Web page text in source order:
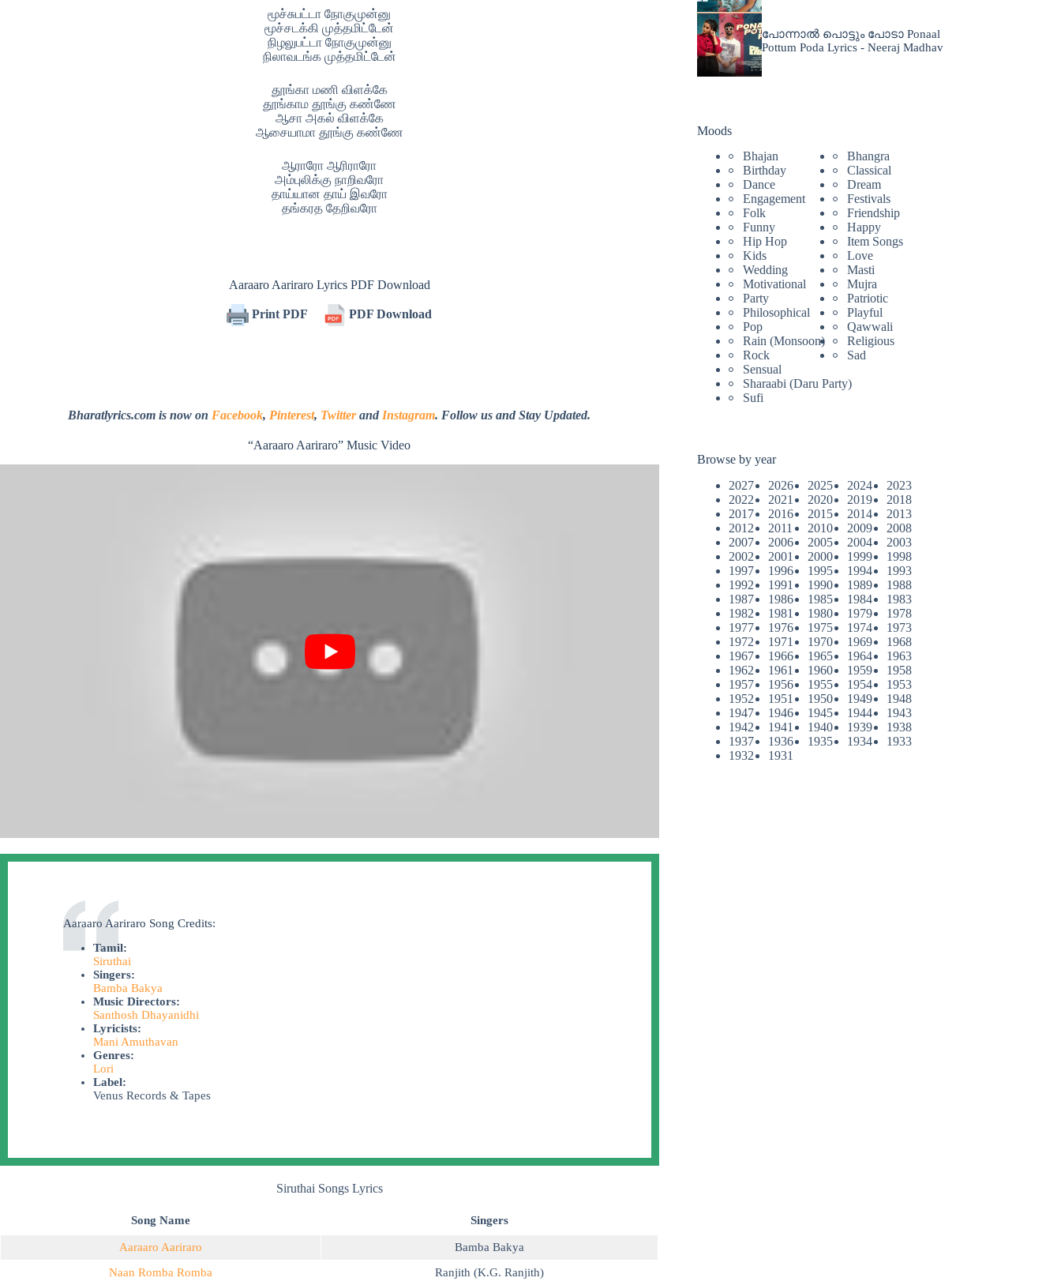
மூச்சுபட்டா நோகுமுன்னு
மூச்சடக்கி முத்தமிட்டேன்
நிழலுபட்டா நோகுமுன்னு
நிலாவடங்க முத்தமிட்டேன்
தூங்கா மணி விளக்கே
தூங்காம தூங்கு கண்ணே
ஆசா அகல் விளக்கே
ஆசையாமா தூங்கு கண்ணே
ஆராரோ ஆரிராரோ
அம்புலிக்கு நாறிவரோ
தாய்யான தாய் இவரோ
தங்கரத தேறிவரோ
Aaraaro Aariraro Lyrics PDF Download
Print PDF PDF Download
Bharatlyrics.com is now on Facebook, Pinterest, Twitterand Instagram. Follow us and Stay Updated.
“Aaraaro Aariraro” Music Video
Aaraaro Aariraro Song Credits:
Tamil:
Siruthai
Singers:
Bamba Bakya
Music Directors:
Santhosh Dhayanidhi
Lyricists:
Mani Amuthavan
Genres:
Lori
Label:
Venus Records & Tapes
Siruthai Songs Lyrics
Song Name Singers
Aaraaro Aariraro
Bamba Bakya
Naan Romba Romba
Ranjith (K.G. Ranjith)
പോന്നാൽ പൊട്ടും പോടാ Ponaal
Pottum Poda Lyrics - Neeraj Madhav
Moods
Bhajan
Bhangra
Birthday
Classical
Dance
Dream
Engagement
Festivals
Folk
Friendship
Funny
Happy
Hip Hop
Item Songs
Kids
Love
Wedding
Masti
Motivational
Mujra
Party
Patriotic
Philosophical
Playful
Pop
Qawwali
Rain (Monsoon)
Religious
Rock
Sad
Sensual
Sharaabi (Daru Party)
Sufi
Browse by year
2027
2026 2025 2024
2023
2022
2021 2020 2019
2018
2017
2016 2015 2014
2013
2012
2011 2010 2009
2008
2007
2006 2005 2004
2003
2002
2001 2000 1999
1998
1997
1996 1995 1994
1993
1992
1991 1990 1989
1988
1987
1986 1985 1984
1983
1982
1981 1980 1979
1978
1977
1976 1975 1974
1973
1972
1971 1970 1969
1968
1967
1966 1965 1964
1963
1962
1961 1960 1959
1958
1957
1956 1955 1954
1953
1952
1951 1950 1949
1948
1947
1946 1945 1944
1943
1942
1941 1940 1939
1938
1937
1936 1935 1934
1933
1932
1931